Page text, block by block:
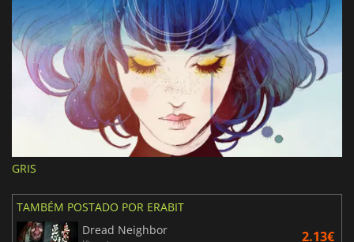
GRIS
TAMBÉM POSTADO POR ERABIT
Dread Neighbor
2.13€